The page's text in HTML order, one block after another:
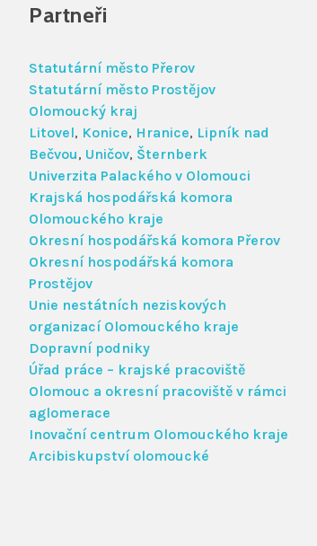
Partneři
Statutární město Přerov
Statutární město Prostějov
Olomoucký kraj
Litovel, Konice, Hranice, Lipník nad
Bečvou, Uničov, Šternberk
Univerzita Palackého v Olomouci
Krajská hospodářská komora
Olomouckého kraje
Okresní hospodářská komora Přerov
Okresní hospodářská komora
Prostějov
Unie nestátních neziskových
organizací Olomouckého kraje
Dopravní podniky
Úřad práce – krajské pracoviště
Olomouc a okresní pracoviště v rámci
aglomerace
Inovační centrum Olomouckého kraje
Arcibiskupství olomoucké